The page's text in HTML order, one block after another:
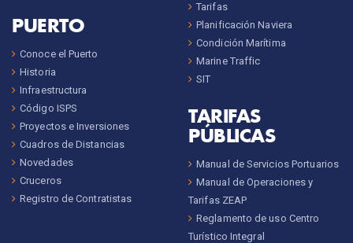
PUERTO
Conoce el Puerto
Historia
Infraestructura
Código ISPS
Proyectos e Inversiones
Cuadros de Distancias
Novedades
Cruceros
Registro de Contratistas
Tarifas
Planificación Naviera
Condición Marítima
Marine Traffic
SIT
TARIFAS
PÚBLICAS
Manual de Servicios Portuarios
Manual de Operaciones y
Tarifas ZEAP
Reglamento de uso Centro
Turístico Integral